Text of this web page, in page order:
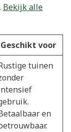
Bekijk alle
Geschikt voor
tuinen
en